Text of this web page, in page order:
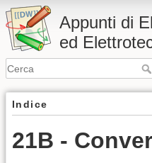
Appunti di
ed
Indice
21B -